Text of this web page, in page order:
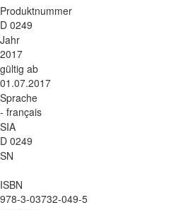
Produktnummer
D 0249
Jahr
2017
gültig ab
01.07.2017
Sprache
- français
SIA
D 0249
SN
ISBN
978-3-03732-049-5